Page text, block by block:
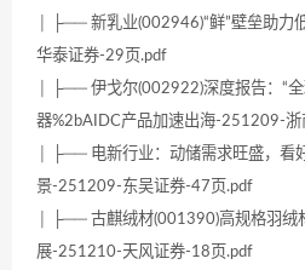
│ ├── 新乳业(002946)“鲜”壁垒助
华泰证券-29页.pdf
│ ├── 伊戈尔(002922)深度报告：“
器%2bAIDC产品加速出海-251209-
│ ├── 电新行业：动储需求旺盛，看
景-251209-东吴证券-47页.pdf
│ ├── 古麒绒材(001390)高规格羽绒
展-251210-天风证券-18页.pdf